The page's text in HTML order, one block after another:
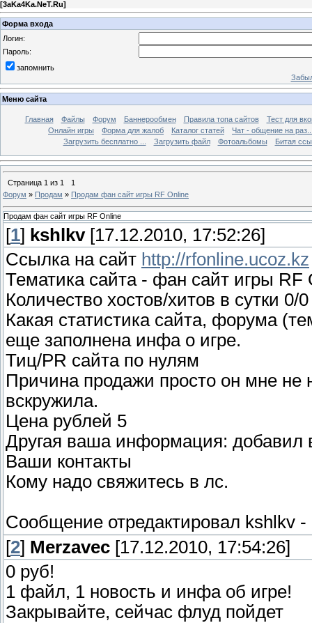
[3aKa4Ka.NeT.Ru]
Форма входа
Логин:
Пароль:
запомнить
Меню сайта
Главная Файлы Форум Баннерообмен Правила топа сайтов
Тест для
Онлайн игры
Форма для жалоб Каталог статей
Чат - общение на
Загрузить бесплатно ...
Загрузить файл Фотоальбомы Битая
Страница 1 из 1
1
Форум » Продам » Продам фан сайт игры RF Online
Продам фан сайт игры RF Online
[1] kshlkv[17.12.2010, 17:52:26]
Ссылка на сайт http://rfonline.ucoz.kz
Тематика сайта - фан сайт игры RF
Количество хостов/хитов в сутки 0/0
Какая статистика сайта, форума
еще заполнена инфа о игре.
Тиц/PR сайта по нулям
Причина продажи просто он мне не
вскружила.
Цена рублей 5
Другая ваша информация: добавил
Ваши контакты
Кому надо свяжитесь в лс.
Сообщение отредактировал kshlkv -
[2] Merzavec [17.12.2010, 17:54:26]
0 руб!
1 файл, 1 новость и инфа об игре!
Закрывайте, сейчас флуд пойдет